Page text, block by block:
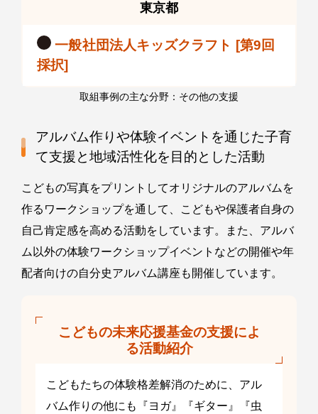
東京都
一般社団法人キッズクラフト [第9回
採択]
取組事例の主な分野：その他の支援
アルバム作りや体験イベントを通じた子育
て支援と地域活性化を目的とした活動
こどもの写真をプリントしてオリジナルのアルバムを
作るワークショップを通して、こどもや保護者自身の
自己肯定感を高める活動をしています。また、アルバ
ム以外の体験ワークショップイベントなどの開催や年
配者向けの自分史アルバム講座も開催しています。
こどもの未来応援基金の支援によ
る活動紹介
こどもたちの体験格差解消のために、アル
バム作りの他にも『ヨガ』『ギター』『虫